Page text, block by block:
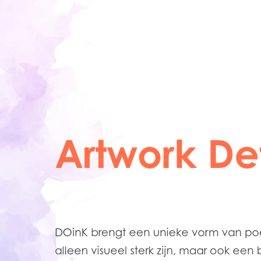
Artwork
DOinK brengt een unieke vorm van
alleen visueel sterk zijn, maar ook